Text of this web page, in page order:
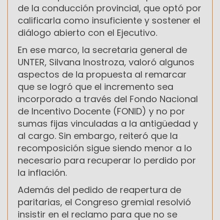
de la conducción provincial, que optó por
calificarla como insuficiente y sostener el
diálogo abierto con el Ejecutivo.
En ese marco, la secretaria general de
UNTER, Silvana Inostroza, valoró algunos
aspectos de la propuesta al remarcar
que se logró que el incremento sea
incorporado a través del Fondo Nacional
de Incentivo Docente (FONID) y no por
sumas fijas vinculadas a la antigüedad y
al cargo. Sin embargo, reiteró que la
recomposición sigue siendo menor a lo
necesario para recuperar lo perdido por
la inflación.
Además del pedido de reapertura de
paritarias, el Congreso gremial resolvió
insistir en el reclamo para que no se